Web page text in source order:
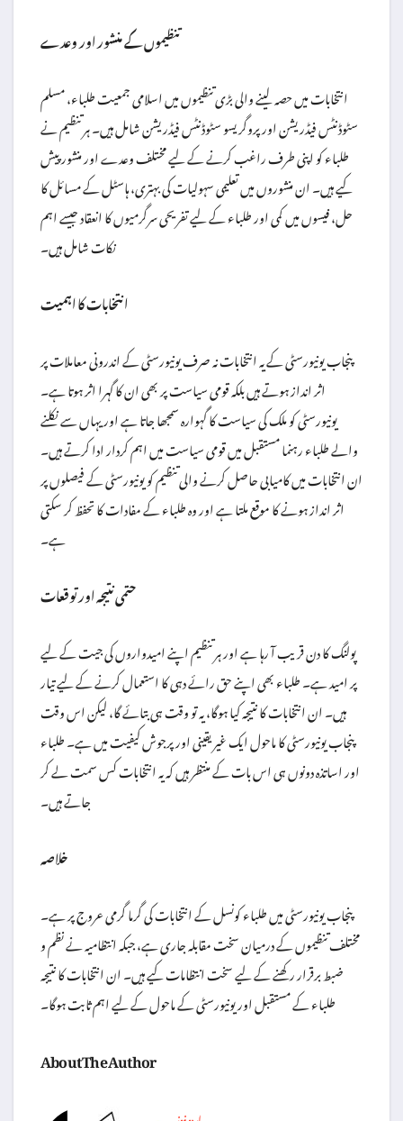
تنظیموں کے منشور اور وعدے
انتخابات میں حصہ لینے والی بڑی تنظیموں میں اسلامی جمعیت طلباء، مسلم
سٹوڈنٹس فیڈریشن اور پروگریسو سٹوڈنٹس فیڈریشن شامل ہیں۔ ہر تنظیم نے
طلباء کو اپنی طرف راغب کرنے کے لیے مختلف وعدے اور منشور پیش
کیے ہیں۔ ان منشوروں میں تعلیمی سہولیات کی بہتری، ہاسٹل کے مسائل کا
حل، فیسوں میں کمی اور طلباء کے لیے تفریحی سرگرمیوں کا انعقاد جیسے اہم
نکات شامل ہیں۔
انتخابات کا اہمیت
پنجاب یونیورسٹی کے یہ انتخابات نہ صرف یونیورسٹی کے اندرونی معاملات پر
اثر انداز ہوتے ہیں بلکہ قومی سیاست پر بھی ان کا گہرا اثر ہوتا ہے۔
یونیورسٹی کو ملک کی سیاست کا گہوارہ سمجھا جاتا ہے اور یہاں سے نکلنے
والے طلباء رہنما مستقبل میں قومی سیاست میں اہم کردار ادا کرتے ہیں۔
ان انتخابات میں کامیابی حاصل کرنے والی تنظیم کو یونیورسٹی کے فیصلوں پر
اثر انداز ہونے کا موقع ملتا ہے اور وہ طلباء کے مفادات کا تحفظ کر سکتی
ہے۔
حتمی نتیجہ اور توقعات
پولنگ کا دن قریب آ رہا ہے اور ہر تنظیم اپنے امیدواروں کی جیت کے لیے
پر امید ہے۔ طلباء بھی اپنے حق رائے دہی کا استعمال کرنے کے لیے تیار
ہیں۔ ان انتخابات کا نتیجہ کیا ہوگا، یہ تو وقت ہی بتائے گا، لیکن اس وقت
پنجاب یونیورسٹی کا ماحول ایک غیر یقینی اور پرجوش کیفیت میں ہے۔ طلباء
اور اساتذہ دونوں ہی اس بات کے منتظر ہیں کہ یہ انتخابات کس سمت لے کر
جاتے ہیں۔
خلاصہ
پنجاب یونیورسٹی میں طلباء کونسل کے انتخابات کی گرما گرمی عروج پر ہے۔
مختلف تنظیموں کے درمیان سخت مقابلہ جاری ہے، جبکہ انتظامیہ نے نظم و
ضبط برقرار رکھنے کے لیے سخت انتظامات کیے ہیں۔ ان انتخابات کا نتیجہ
طلباء کے مستقبل اور یونیورسٹی کے ماحول کے لیے اہم ثابت ہوگا۔
About The Author